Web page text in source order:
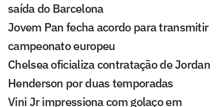
saída do Barcelona
Jovem Pan fecha acordo para transmitir
campeonato europeu
Chelsea oficializa contratação de Jordan
Henderson por duas temporadas
Vini Jr impressiona com golaço em